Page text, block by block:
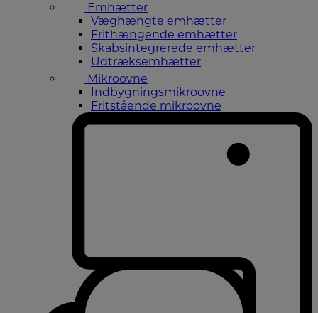
Emhætter
Væghængte emhætter
Frithængende emhætter
Skabsintegrerede emhætter
Udtræksemhætter
Mikroovne
Indbygningsmikroovne
Fritstående mikroovne